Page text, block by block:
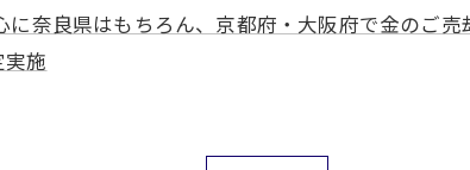
に奈良県はもちろん、京都府・大阪府で金のご売
施